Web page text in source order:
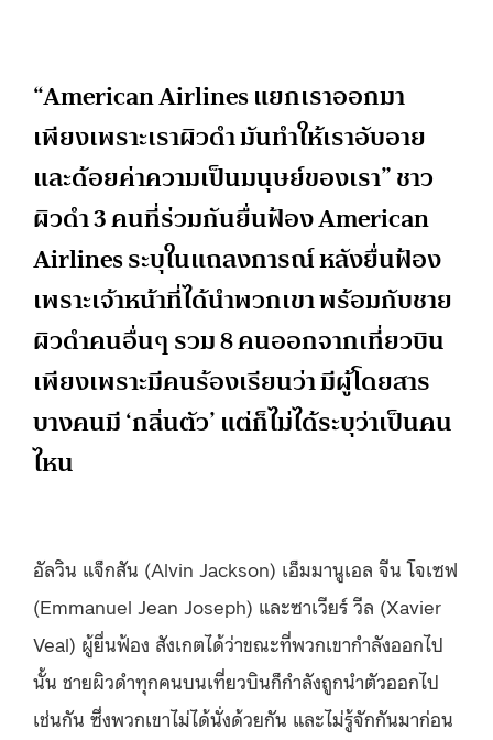
“American Airlines แยกเราออกมา
เพียงเพราะเราผิวดำ มันทำให้เราอับอาย
และด้อยค่าความเป็นมนุษย์ของเรา” ชาว
ผิวดำ 3 คนที่ร่วมกันยื่นฟ้อง American
Airlines ระบุในแถลงการณ์ หลังยื่นฟ้อง
เพราะเจ้าหน้าที่ได้นำพวกเขา พร้อมกับชาย
ผิวดำคนอื่นๆ รวม 8 คนออกจากเที่ยวบิน
เพียงเพราะมีคนร้องเรียนว่า มีผู้โดยสาร
บางคนมี ‘กลิ่นตัว’ แต่ก็ไม่ได้ระบุว่าเป็นคน
ไหน
อัลวิน แจ็กสัน (Alvin Jackson) เอ็มมานูเอล จีน โจเซฟ
(Emmanuel Jean Joseph) และซาเวียร์ วีล (Xavier
Veal) ผู้ยื่นฟ้อง สังเกตได้ว่าขณะที่พวกเขากำลังออกไป
นั้น ชายผิวดำทุกคนบนเที่ยวบินก็กำลังถูกนำตัวออกไป
เช่นกัน ซึ่งพวกเขาไม่ได้นั่งด้วยกัน และไม่รู้จักกันมาก่อน